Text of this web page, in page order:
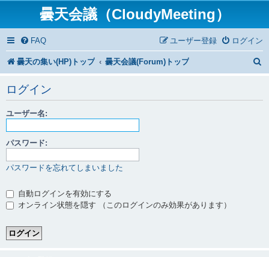
曇天会議（CloudyMeeting）
FAQ ログイン
ユーザー登録
曇天の集い(HP)トップ 曇天会議(Forum)トップ
ログイン
ユーザー名:
パスワード:
パスワードを忘れてしまいました
自動ログインを有効にする
オンライン状態を隠す （このログインのみ効果があります）